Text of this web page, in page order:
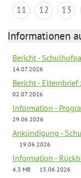
11
12 13
Informationen
Bericht -
14.07.2026
Bericht -
02.07.2026
Information -
29.06.2026
Ankündigung -
19.06.2026
Information -
4.3 MB
15.06.2026